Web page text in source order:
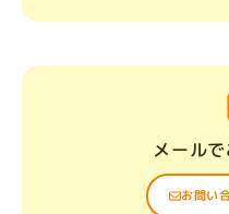
メール
お問い